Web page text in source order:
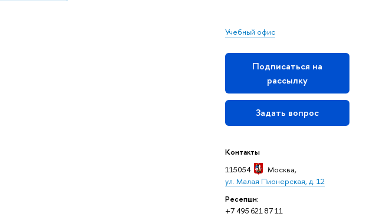
Учебный офис
Подписаться на
рассылку
Задать вопрос
Контакты
115054
Москва,
ул. Малая Пионерская, д. 12
Ресепшн:
+7 495 621 87 11